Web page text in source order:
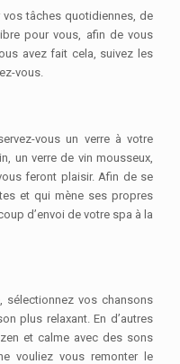
vos tâches quotidiennes, de
pour vous, afin de vous
avez fait cela, suivez les
vous.
vous un verre à votre
un verre de vin mousseux,
feront plaisir. Afin de se
et qui mène ses propres
d’envoi de votre spa à la
sélectionnez vos chansons
plus relaxant. En d’autres
et calme avec des sons
vouliez vous remonter le